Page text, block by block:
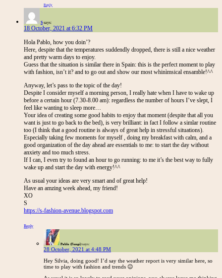
Reply
S says:
18 October, 2021 at 6:32 PM
Hola Pablo, how you doin’?
Here, despite that the temperatures suddendly dropped, there is still a nice weather
and pretty warm days to enjoy.
Guess that the situation is similar there in Spain: this is the perfect moment to play
with fashion, isn’t it? and to go out and show our most whinìmsical ensamble!^^
Anyway, let’s pass to the topic of the day!
Despite I consider myself a morning person, I really hate when I have to wake up
before a certain hour (7.30-8.00 am): regardless the number of hours I’ve slept, I
feel like wanting to sleep more…
Your idea of creating some good habits to enjoy that moment (despite that all you
want is just to go back to the bed), is very brilliant: in fact I follow a simlar routine
too (I think that a good routine is always of great help in stressful situations).
Especially taking few moments for myself , doing my breakfast with calm, and a
good organization of the day ahead are essentials to me: to start the day without
anxiety and too much stress.
If I can, I even try to found an hour to go running: to me it’s the best way to fully
wake up and start the day with energy!^^
As usual your ideas are very smart and of great help!
Have an amzing week ahead, my friend!
XO
S
https://s-fashion-avenue.blogspot.com
Reply
Pablo (Fungi) says:
28 October, 2021 at 4:48 PM
Hey Silvia, doing good! I’d say the weather report is very similar here, so
time to play with fashion and trends 😉